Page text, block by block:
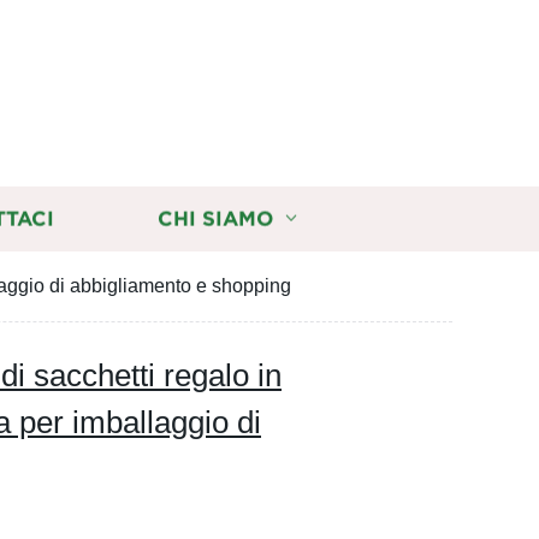
CHI SIAMO
di abbigliamento e shopping
sacchetti regalo in
per imballaggio di